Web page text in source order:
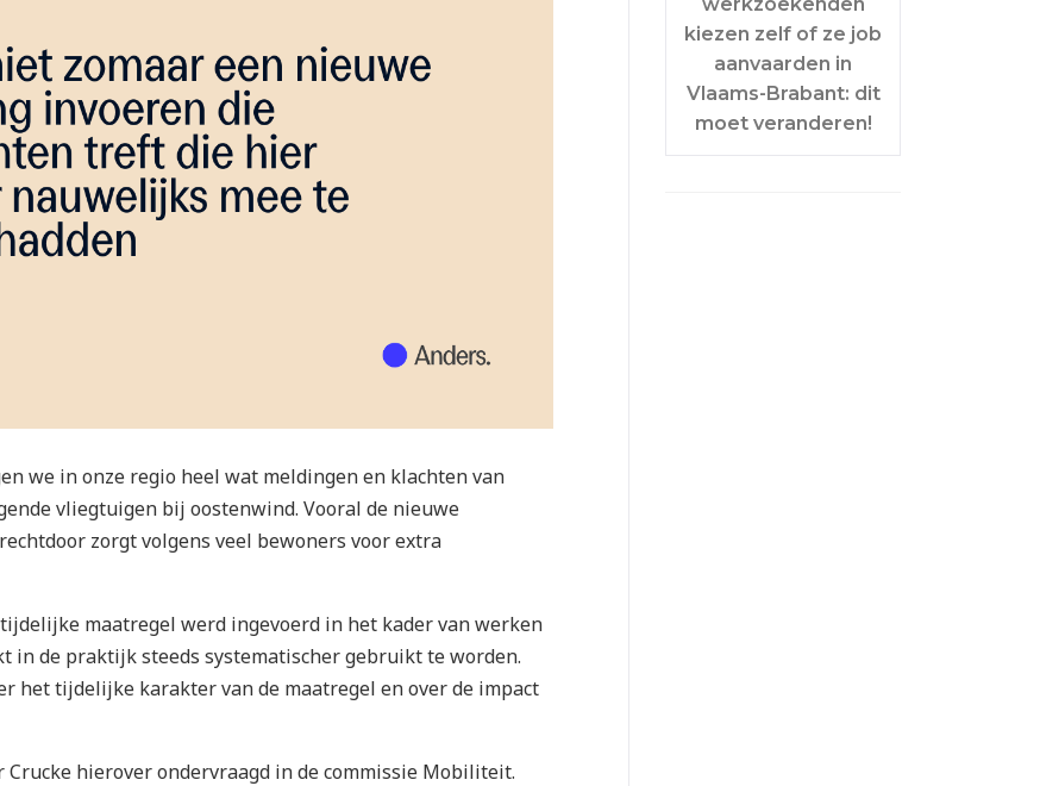
we in onze regio heel wat meldingen en klachten van
vliegtuigen bij oostenwind. Vooral de nieuwe
zorgt volgens veel bewoners voor extra
maatregel werd ingevoerd in het kader van werken
in de praktijk steeds systematischer gebruikt te worden.
het tijdelijke karakter van de maatregel en over de impact
hierover ondervraagd in de commissie Mobiliteit.
kiezen zelf of ze job
aanvaarden in
Vlaams-Brabant: dit
moet veranderen!